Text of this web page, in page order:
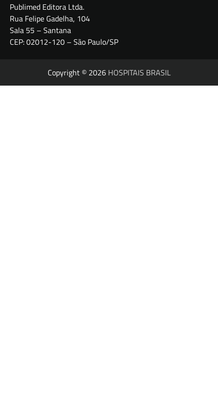
Publimed Editora Ltda.
Rua Felipe Gadelha, 104
Sala 55 – Santana
CEP: 02012-120 – São Paulo/SP
Copyright © 2026 HOSPITAIS BRASIL